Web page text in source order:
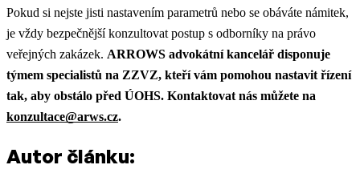
Pokud si nejste jisti nastavením parametrů nebo se obáváte námitek,
je vždy bezpečnější konzultovat postup s odborníky na právo
veřejných zakázek. ARROWS advokátní kancelář disponuje
týmem specialistů na ZZVZ, kteří vám pomohou nastavit řízení
tak, aby obstálo před ÚOHS. Kontaktovat nás můžete na
konzultace@arws.cz.
Autor článku: